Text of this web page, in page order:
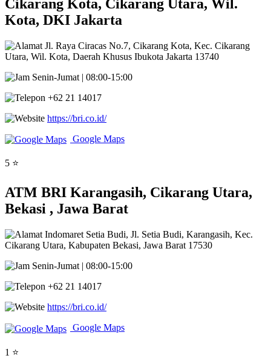
Cikarang Kota, Cikarang Utara, Wil.
Kota, DKI Jakarta
Jl. Raya Ciracas No.7, Cikarang Kota, Kec. Cikarang
Utara, Wil. Kota, Daerah Khusus Ibukota Jakarta 13740
Senin-Jumat | 08:00-15:00
+62 21 14017
https://bri.co.id/
Google Maps
5 ⭐
ATM BRI Karangasih, Cikarang Utara,
Bekasi , Jawa Barat
Indomaret Setia Budi, Jl. Setia Budi, Karangasih, Kec.
Cikarang Utara, Kabupaten Bekasi, Jawa Barat 17530
Senin-Jumat | 08:00-15:00
+62 21 14017
https://bri.co.id/
Google Maps
1 ⭐